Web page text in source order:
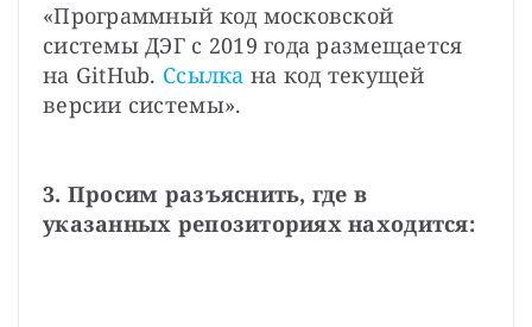
«Программный код московской
системы ДЭГ с 2019 года размещается
на GitHub. Ссылка на код текущей
версии системы».
3. Просим разъяснить, где в
указанных репозиториях находится: